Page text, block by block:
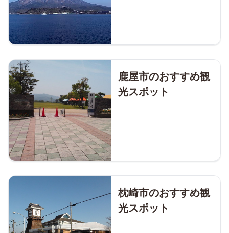
鹿屋市のおすすめ観
光スポット
枕崎市のおすすめ観
光スポット